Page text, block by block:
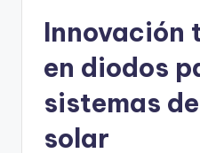
Innovación
en diodos
sistemas
solar